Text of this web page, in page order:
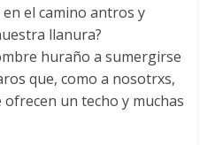
el camino antros y
llanura?
huraño a sumergirse
que, como a nosotrxs,
un techo y muchas